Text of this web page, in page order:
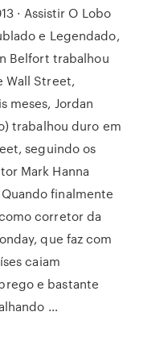
· Assistir O Lobo
e Legendado,
Belfort trabalhou
Wall Street,
meses, Jordan
trabalhou duro em
seguindo os
Mark Hanna
finalmente
corretor da
que faz com
caiam
e bastante
…